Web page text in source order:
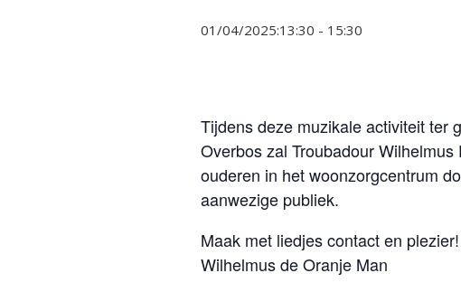
01/04/2025:13:30 - 15:30
Tijdens deze muzikale activiteit ter
Overbos zal Troubadour
ouderen in het woonzorgcentrum
aanwezige publiek.
Maak met liedjes contact en plezier!
Wilhelmus de Oranje Man